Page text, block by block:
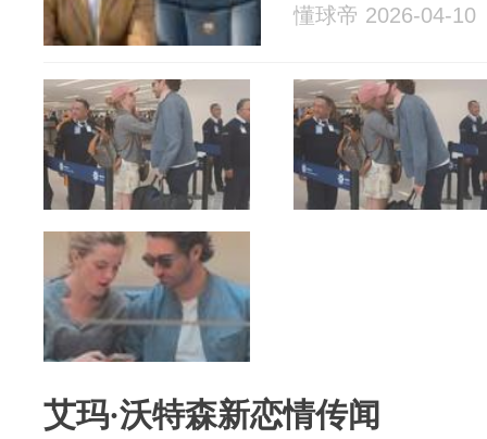
懂球帝 2026-04-10
艾玛·沃特森新恋情传闻